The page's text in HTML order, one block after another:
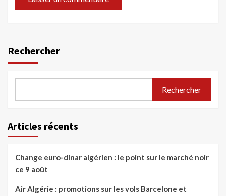
Rechercher
Rechercher
Articles récents
Change euro-dinar algérien : le point sur le marché noir
ce 9 août
Air Algérie : promotions sur les vols Barcelone et